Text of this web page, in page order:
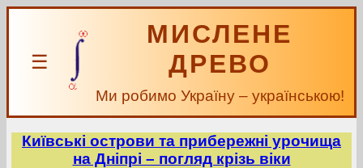
☰
МИСЛЕНЕ
ДРЕВО
Ми робимо Україну – українською!
Київські острови та прибережні урочища
на Дніпрі – погляд крізь віки